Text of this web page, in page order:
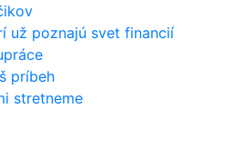
už poznajú svet financií
príbeh
stretneme